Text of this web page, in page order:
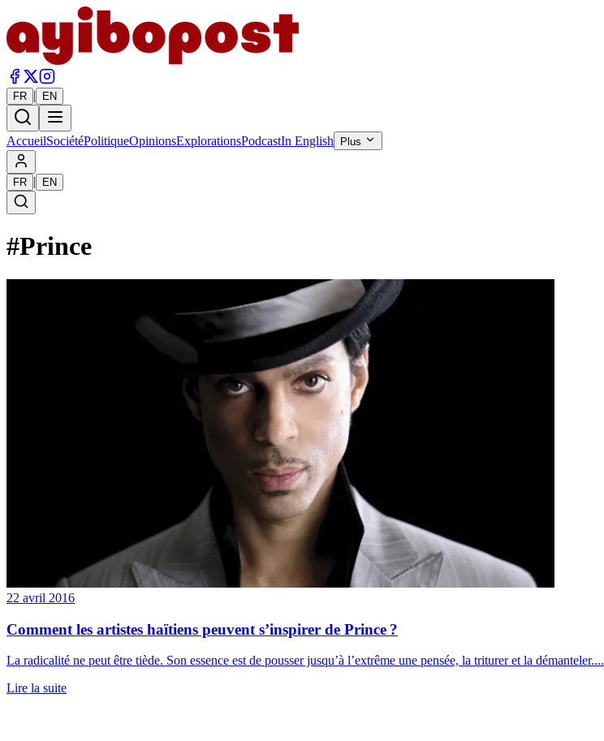
FR | EN
AccueilSociétéPolitiqueOpinionsExplorationsPodcastIn English Plus
FR | EN
#Prince
22 avril 2016
Comment les artistes haïtiens peuvent s’inspirer de Prince ?
La radicalité ne peut être tiède. Son essence est de pousser jusqu’à l’extrême une pensée, la triturer et la démanteler....
Lire la suite